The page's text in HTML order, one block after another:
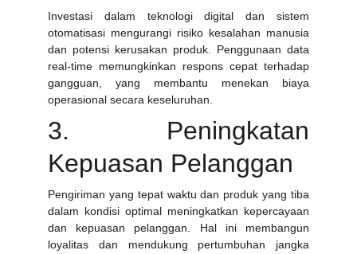
Investasi dalam teknologi digital dan sistem
otomatisasi mengurangi risiko kesalahan manusia
dan potensi kerusakan produk. Penggunaan data
real-time memungkinkan respons cepat terhadap
gangguan, yang membantu menekan biaya
operasional secara keseluruhan.
3. Peningkatan
Kepuasan Pelanggan
Pengiriman yang tepat waktu dan produk yang tiba
dalam kondisi optimal meningkatkan kepercayaan
dan kepuasan pelanggan. Hal ini membangun
loyalitas dan mendukung pertumbuhan jangka